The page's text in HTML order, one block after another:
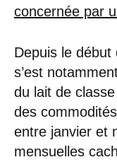
concernée par
Depuis le début
s’est
du lait de
des
entre janvier et
mensuelles